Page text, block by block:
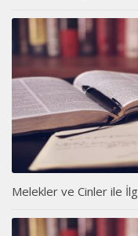
Melekler ve Cinler ile